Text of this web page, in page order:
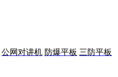
公网对讲机 防爆平板 三防平板